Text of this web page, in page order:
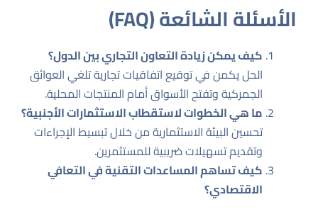
الأسئلة الشائعة (FAQ)
كيف يمكن زيادة التعاون التجاري بين الدول؟
الحل يكمن في توقيع اتفاقيات تجارية تلغي العوائق
الجمركية وتفتح الأسواق أمام المنتجات المحلية.
ما هي الخطوات لاستقطاب الاستثمارات الأجنبية؟
تحسين البيئة الاستثمارية من خلال تبسيط الإجراءات
وتقديم تسهيلات ضريبية للمستثمرين.
كيف تساهم المساعدات التقنية في التعافي
الاقتصادي؟